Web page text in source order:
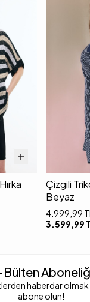
Çizgili
Beyaz
4.999,99
3.599,99
Bülten
haberdar
abone olun!